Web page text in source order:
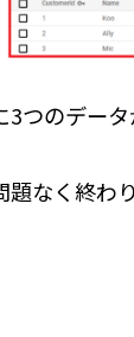
3つのデー
題なく終わ